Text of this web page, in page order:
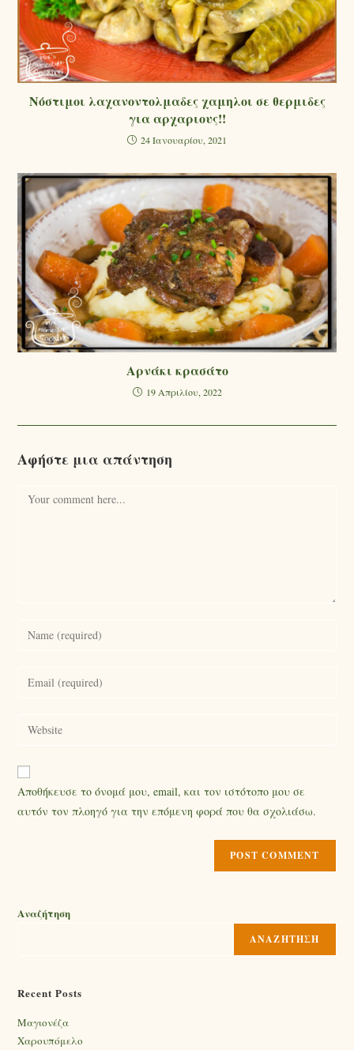
Νόστιμοι λαχανοντολμαδες χαμηλοι σε θερμιδες
για αρχαριους!!
24 Ιανουαρίου, 2021
Αρνάκι κρασάτο
19 Απριλίου, 2022
Αφήστε μια απάντηση
Αποθήκευσε το όνομά μου, email, και τον ιστότοπο μου σε
αυτόν τον πλοηγό για την επόμενη φορά που θα σχολιάσω.
Αναζήτηση
ΑΝΑΖΉΤΗΣΗ
Recent Posts
Mαγιονέζα
Χαρουπόμελο